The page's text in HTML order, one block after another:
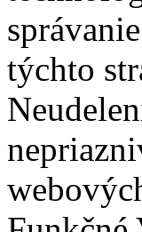
týchto